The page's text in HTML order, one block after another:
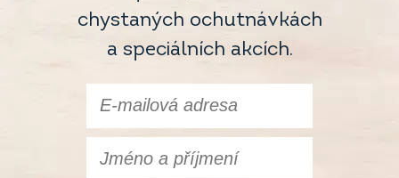
chystaných ochutnávkách
a speciálních akcích.